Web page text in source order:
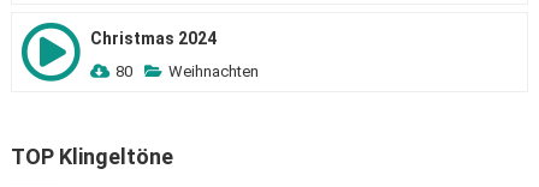
Christmas 2024
80 Weihnachten
TOP Klingeltöne